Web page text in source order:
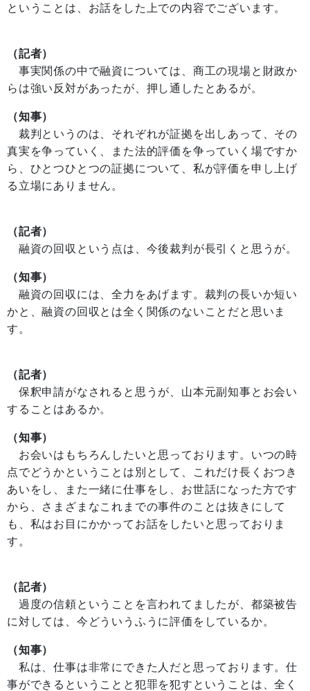
ということは、お話をした上での内容でございます。
（記者）
事実関係の中で融資については、商工の現場と財政か
らは強い反対があったが、押し通したとあるが。
（知事）
裁判というのは、それぞれが証拠を出しあって、その
真実を争っていく、また法的評価を争っていく場ですか
ら、ひとつひとつの証拠について、私が評価を申し上げ
る立場にありません。
（記者）
融資の回収という点は、今後裁判が長引くと思うが。
（知事）
融資の回収には、全力をあげます。裁判の長いか短い
かと、融資の回収とは全く関係のないことだと思いま
す。
（記者）
保釈申請がなされると思うが、山本元副知事とお会い
することはあるか。
（知事）
お会いはもちろんしたいと思っております。いつの時
点でどうかということは別として、これだけ長くおつき
あいをし、また一緒に仕事をし、お世話になった方です
から、さまざまなこれまでの事件のことは抜きにして
も、私はお目にかかってお話をしたいと思っておりま
す。
（記者）
過度の信頼ということを言われてましたが、都築被告
に対しては、今どういうふうに評価をしているか。
（知事）
私は、仕事は非常にできた人だと思っております。仕
事ができるということと犯罪を犯すということは、全く